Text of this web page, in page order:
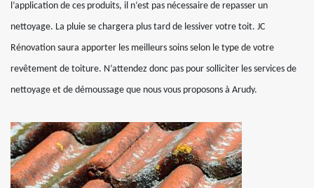
l’application de ces produits, il n’est pas nécessaire de repasser un
nettoyage. La pluie se chargera plus tard de lessiver votre toit. JC
Rénovation saura apporter les meilleurs soins selon le type de votre
revêtement de toiture. N’attendez donc pas pour solliciter les services de
nettoyage et de démoussage que nous vous proposons à Arudy.